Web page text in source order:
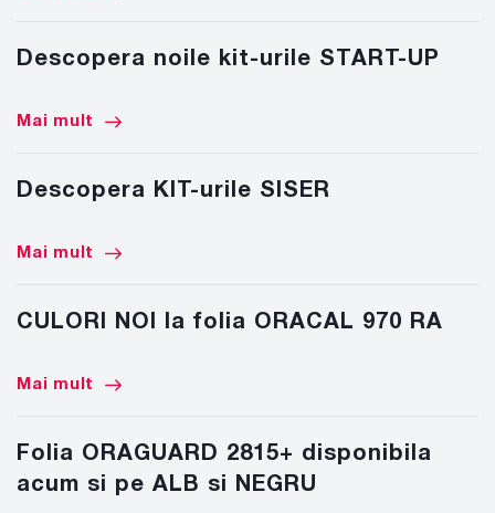
Descopera noile kit-urile START-UP
Mai mult
Descopera KIT-urile SISER
Mai mult
CULORI NOI la folia ORACAL 970 RA
Mai mult
Folia ORAGUARD 2815+ disponibila
acum si pe ALB si NEGRU